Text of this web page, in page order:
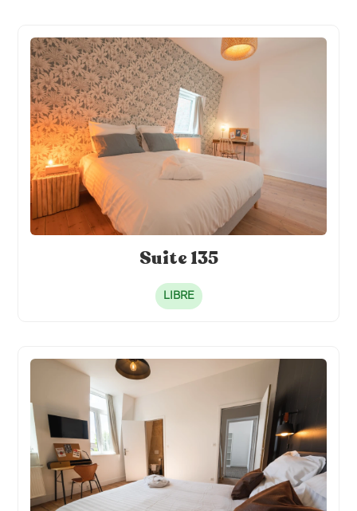
Suite 135
LIBRE